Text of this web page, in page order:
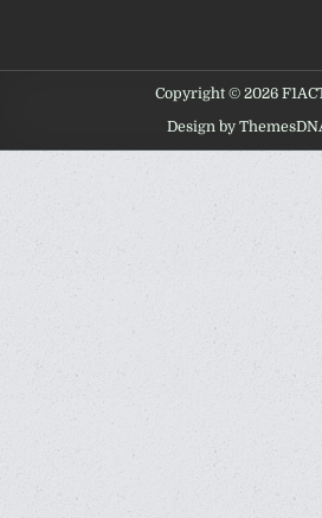
Copyright © 2026
Design by